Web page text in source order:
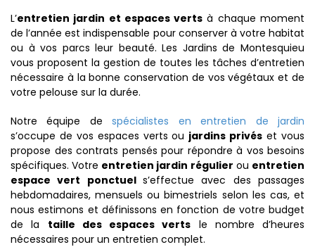
L’entretien jardin et espaces verts à chaque moment
de l’année est indispensable pour conserver à votre habitat
ou à vos parcs leur beauté. Les Jardins de Montesquieu
vous proposent la gestion de toutes les tâches d’entretien
nécessaire à la bonne conservation de vos végétaux et de
votre pelouse sur la durée.
Notre équipe despécialistes en entretien de jardin
s’occupe de vos espaces verts ou jardins privés et vous
propose des contrats pensés pour répondre à vos besoins
spécifiques. Votre entretien jardin régulier ou entretien
espace vert ponctuel s’effectue avec des passages
hebdomadaires, mensuels ou bimestriels selon les cas, et
nous estimons et définissons en fonction de votre budget
de la taille des espaces verts le nombre d’heures
nécessaires pour un entretien complet.